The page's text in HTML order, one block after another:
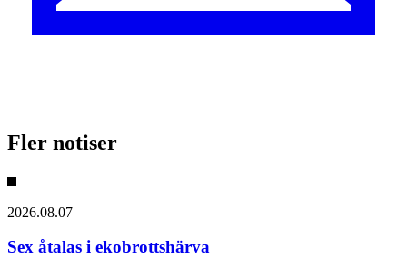
Fler notiser
2026.08.07
Sex åtalas i ekobrottshärva